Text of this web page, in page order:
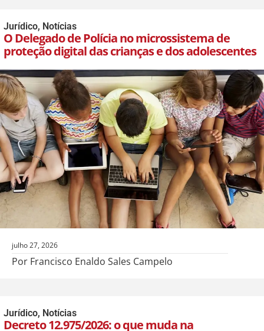
Jurídico, Notícias
O Delegado de Polícia no microssistema de
proteção digital das crianças e dos adolescentes
julho 27, 2026
Por Francisco Enaldo Sales Campelo
Jurídico, Notícias
Decreto 12.975/2026: o que muda na